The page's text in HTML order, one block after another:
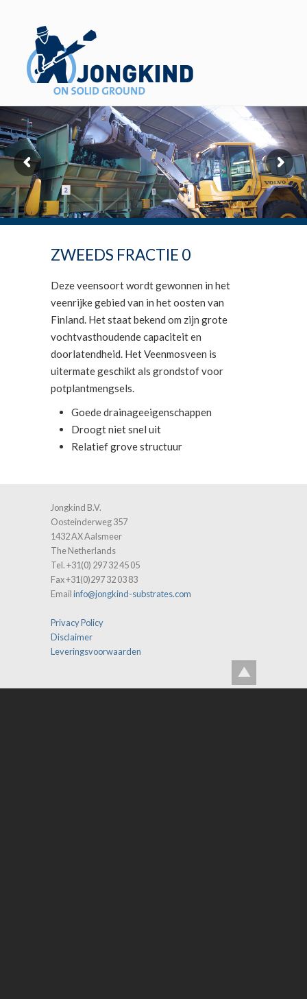
ZWEEDS FRACTIE 0
Deze veensoort wordt gewonnen in het
veenrijke gebied van in het oosten van
Finland. Het staat bekend om zijn grote
vochtvasthoudende capaciteit en
doorlatendheid. Het Veenmosveen is
uitermate geschikt als grondstof voor
potplantmengsels.
Goede drainageeigenschappen
Droogt niet snel uit
Relatief grove structuur
Jongkind B.V.
Oosteinderweg 357
1432 AX Aalsmeer
The Netherlands
Tel. +31(0) 297 32 45 05
Fax +31(0)297 32 03 83
Emailinfo@jongkind-substrates.com
Privacy Policy
Disclaimer
Leveringsvoorwaarden